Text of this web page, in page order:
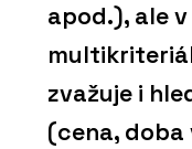
apod.), ale
zvažuje i
(cena,